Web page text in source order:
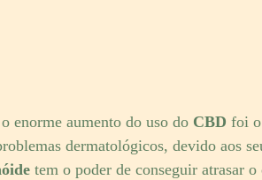
enorme aumento do uso do CBD foi o
dermatológicos, devido aos
tem o poder de conseguir atrasar